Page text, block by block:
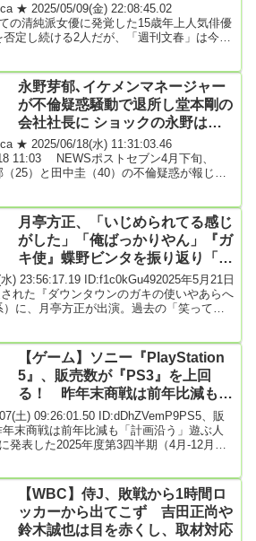
★ 2025/05/09(金) 22:08:45.02
の清純派女優に発覚した15歳年上人気俳優
定し続ける2人だが、「週刊文春」は今回
前スレ引用元: 驚異のスレ立て！★35連チ
です 2025/0...
永野芽郁､イケメンマネージャー
が不倫疑惑騒動で退所し堂本剛の
会社社長に ショックの永野は海
外でリフレッシュも犯人探しに着
手
★ 2025/06/18(水) 11:31:03.46
11:03 NEWSポストセブン4月下旬、
（25）と田中圭（40）の不倫疑惑が報じら
ている。そんななか、彼女の芸能活動を
”に、このタイミングで動きがあっ...
月亭方正、「いじめられてる感じ
がした」「俺ばっかりやん」『ガ
キ使』蝶野ビンタを振り返り「ト
ラウマ」告白 ★2
) 23:56:17.19 ID:f1c0kGu492025年5月21日
れた『ダウンタウンのガキの使いやあらへ
に、月亭方正が出演。過去の「笑っては
がプロレスラー・蝶野正洋になにかと因
」を執行される、というくだりがある。
【ゲーム】ソニー『PlayStation
5』、販売数が『PS3』を上回
る！ 昨年末商戦は前年比減も
「計画沿う」 遊ぶ人は年々増加
土) 09:26:01.50 ID:dDhZVemP9PS5、販
末商戦は前年比減も「計画沿う」遊ぶ人
発表した2025年度第3四半期（4月-12月
わかった。補足資料によると、
でに全世界で9200万台以上を販売した
【WBC】侍J、敗戦から1時間ロ
ッカーから出てこず 吉田正尚や
鈴木誠也は目を赤くし、取材対応